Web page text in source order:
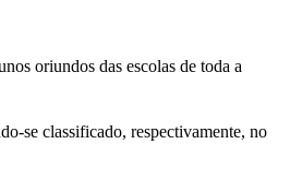
oriundos das escolas de toda a
se classificado, respectivamente, no